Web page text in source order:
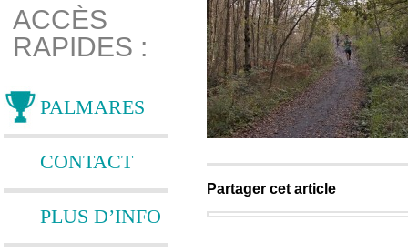
ACCÈS
RAPIDES :
PALMARES
CONTACT
PLUS D’INFO
Partager cet article